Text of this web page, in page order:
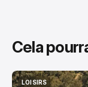
Cela
LOISIRS